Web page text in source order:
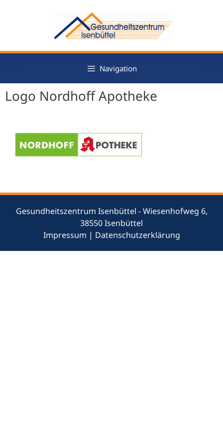
Navigation
Logo Nordhoff Apotheke
Gesundheitszentrum Isenbüttel - Wiesenhofweg 6,
38550 Isenbüttel
Impressum | Datenschutzerklärung